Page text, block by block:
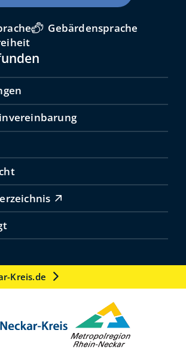
Gebärdensprache
Kreis.de